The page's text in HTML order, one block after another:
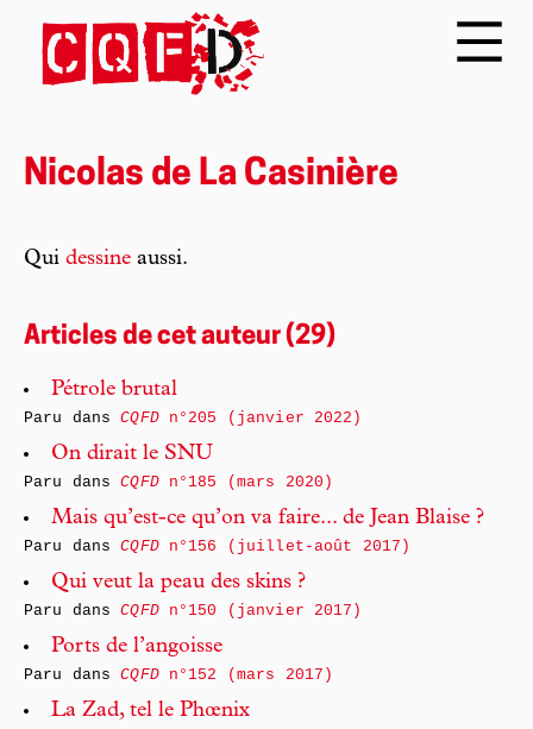
Nicolas de La Casinière
Qui dessine aussi.
Articles de cet auteur (29)
Pétrole brutal
Paru dansCQFDn°205 (janvier 2022)
On dirait le SNU
Paru dansCQFDn°185 (mars 2020)
Mais qu’est-ce qu’on va faire... de Jean Blaise ?
Paru dansCQFDn°156 (juillet-août 2017)
Qui veut la peau des skins ?
Paru dansCQFDn°150 (janvier 2017)
Ports de l’angoisse
Paru dansCQFDn°152 (mars 2017)
La Zad, tel le Phœnix